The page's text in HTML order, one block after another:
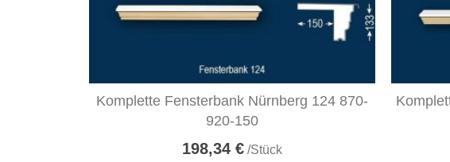
Komplette Fensterbank Nürnberg 124 870-
920-150
198,34 € /Stück